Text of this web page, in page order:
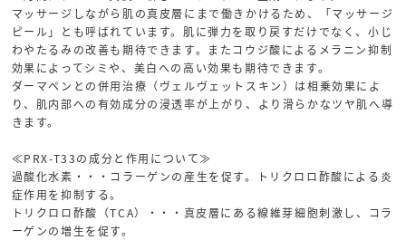
マッサージしながら肌の真皮層にまで働きかけるため、「マッサージ
ピール」とも呼ばれています。肌に弾力を取り戻すだけでなく、小じ
わやたるみの改善も期待できます。またコウジ酸によるメラニン抑制
効果によってシミや、美白への高い効果も期待できます。
ダーマペンとの併用治療（ヴェルヴェットスキン）は相乗効果によ
り、肌内部への有効成分の浸透率が上がり、より滑らかなツヤ肌へ導
きます。
≪PRX-T33の成分と作用について≫
過酸化水素・・・コラーゲンの産生を促す。トリクロロ酢酸による炎
症作用を抑制する。
トリクロロ酢酸（TCA）・・・真皮層にある線維芽細胞刺激し、コラ
ーゲンの増生を促す。